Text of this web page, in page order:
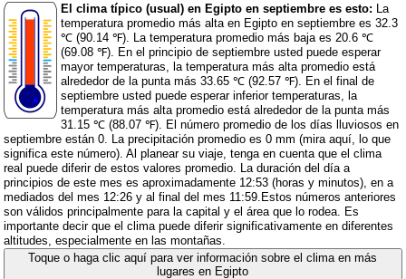
El clima típico (usual) en Egipto en septiembre es esto: La
temperatura promedio más alta en Egipto en septiembre es 32.3
℃ (90.14 ℉). La temperatura promedio más baja es 20.6 ℃
(69.08 ℉). En el principio de septiembre usted puede esperar
mayor temperaturas, la temperatura más alta promedio está
alrededor de la punta más 33.65 ℃ (92.57 ℉). En el final de
septiembre usted puede esperar inferior temperaturas, la
temperatura más alta promedio está alrededor de la punta más
31.15 ℃ (88.07 ℉). El número promedio de los días lluviosos en
septiembre están 0. La precipitación promedio es 0 mm (mira aquí, lo que
significa este número). Al planear su viaje, tenga en cuenta que el clima
real puede diferir de estos valores promedio. La duración del día a
principios de este mes es aproximadamente 12:53 (horas y minutos), en a
mediados del mes 12:26 y al final del mes 11:59.Estos números anteriores
son válidos principalmente para la capital y el área que lo rodea. Es
importante decir que el clima puede diferir significativamente en diferentes
altitudes, especialmente en las montañas.
Toque o haga clic aquí para ver información sobre el clima en más
lugares en Egipto